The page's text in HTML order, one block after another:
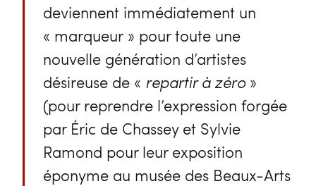
deviennent immédiatement un
« marqueur » pour toute une
nouvelle génération d’artistes
désireuse de « repartir à zéro»
(pour reprendre l’expression forgée
par Éric de Chassey et Sylvie
Ramond pour leur exposition
éponyme au musée des Beaux-Arts